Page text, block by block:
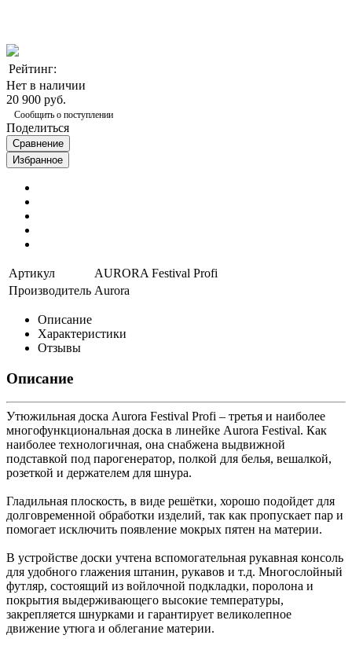
Рейтинг:
Нет в наличии
20 900 руб.
Сообщить о поступлении
Поделиться
Сравнение
Избранное
Артикул
AURORA Festival Profi
Производитель Aurora
Описание
Характеристики
Отзывы
Описание
Утюжильная доска Aurora Festival Profi – третья и наиболее
многофункциональная доска в линейке Aurora Festival. Как
наиболее технологичная, она снабжена выдвижной
подставкой под парогенератор, полкой для белья, вешалкой,
розеткой и держателем для шнура.
Гладильная плоскость, в виде решётки, хорошо подойдет для
долговременной обработки изделий, так как пропускает пар и
помогает исключить появление мокрых пятен на материи.
В устройстве доски учтена вспомогательная рукавная консоль
для удобного глажения штанин, рукавов и т.д. Многослойный
футляр, состоящий из войлочной подкладки, поролона и
покрытия выдерживающего высокие температуры,
закрепляется шнурками и гарантирует великолепное
движение утюга и облегание материи.